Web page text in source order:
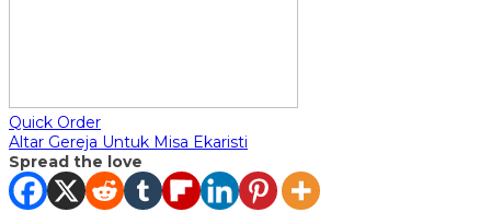
Quick Order
Altar Gereja Untuk Misa Ekaristi
Spread the love